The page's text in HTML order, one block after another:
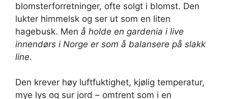
blomsterforretninger, ofte solgt i blomst. Den
lukter himmelsk og ser ut som en liten
hagebusk. Men å holde en gardenia i live
innendørs i Norge er som å balansere på slakk
line.
Den krever høy luftfuktighet, kjølig temperatur,
mye lys og sur jord – omtrent som i en